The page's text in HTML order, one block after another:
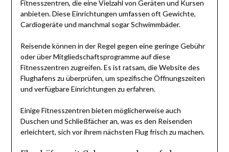
Fitnesszentren, die eine Vielzahl von Geräten und Kursen
anbieten. Diese Einrichtungen umfassen oft Gewichte,
Cardiogeräte und manchmal sogar Schwimmbäder.
Reisende können in der Regel gegen eine geringe Gebühr
oder über Mitgliedschaftsprogramme auf diese
Fitnesszentren zugreifen. Es ist ratsam, die Website des
Flughafens zu überprüfen, um spezifische Öffnungszeiten
und verfügbare Einrichtungen zu erfahren.
Einige Fitnesszentren bieten möglicherweise auch
Duschen und Schließfächer an, was es den Reisenden
erleichtert, sich vor ihrem nächsten Flug frisch zu machen.